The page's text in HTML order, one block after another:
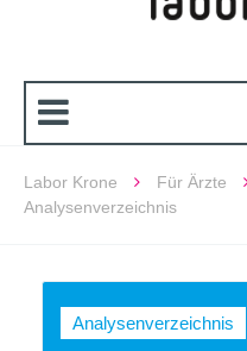
Labor Krone Für Ärzte
Analysenverzeichnis
Analysenverzeichnis